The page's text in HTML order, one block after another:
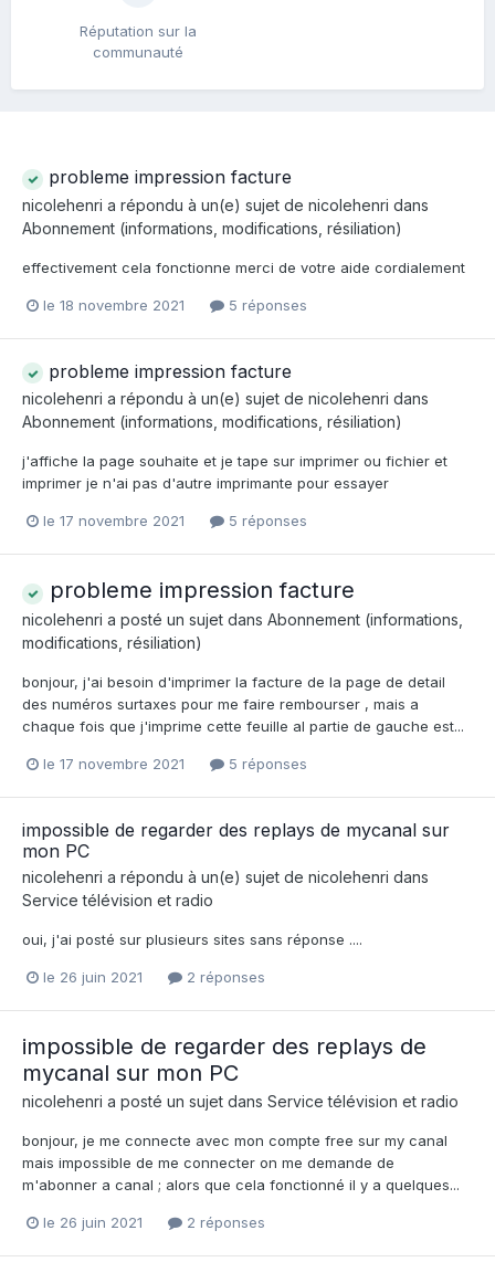
Réputation sur la
communauté
probleme impression facture
nicolehenri a répondu à un(e) sujet de nicolehenri dans
Abonnement (informations, modifications, résiliation)
effectivement cela fonctionne merci de votre aide cordialement
le 18 novembre 2021 5 réponses
probleme impression facture
nicolehenri a répondu à un(e) sujet de nicolehenri dans
Abonnement (informations, modifications, résiliation)
j'affiche la page souhaite et je tape sur imprimer ou fichier et
imprimer je n'ai pas d'autre imprimante pour essayer
le 17 novembre 2021 5 réponses
probleme impression facture
nicolehenri a posté un sujet dans Abonnement (informations,
modifications, résiliation)
bonjour, j'ai besoin d'imprimer la facture de la page de detail
des numéros surtaxes pour me faire rembourser , mais a
chaque fois que j'imprime cette feuille al partie de gauche est...
le 17 novembre 2021 5 réponses
impossible de regarder des replays de mycanal sur
mon PC
nicolehenri a répondu à un(e) sujet de nicolehenri dans
Service télévision et radio
oui, j'ai posté sur plusieurs sites sans réponse ....
le 26 juin 2021 2 réponses
impossible de regarder des replays de
mycanal sur mon PC
nicolehenri a posté un sujet dans Service télévision et radio
bonjour, je me connecte avec mon compte free sur my canal
mais impossible de me connecter on me demande de
m'abonner a canal ; alors que cela fonctionné il y a quelques...
le 26 juin 2021 2 réponses